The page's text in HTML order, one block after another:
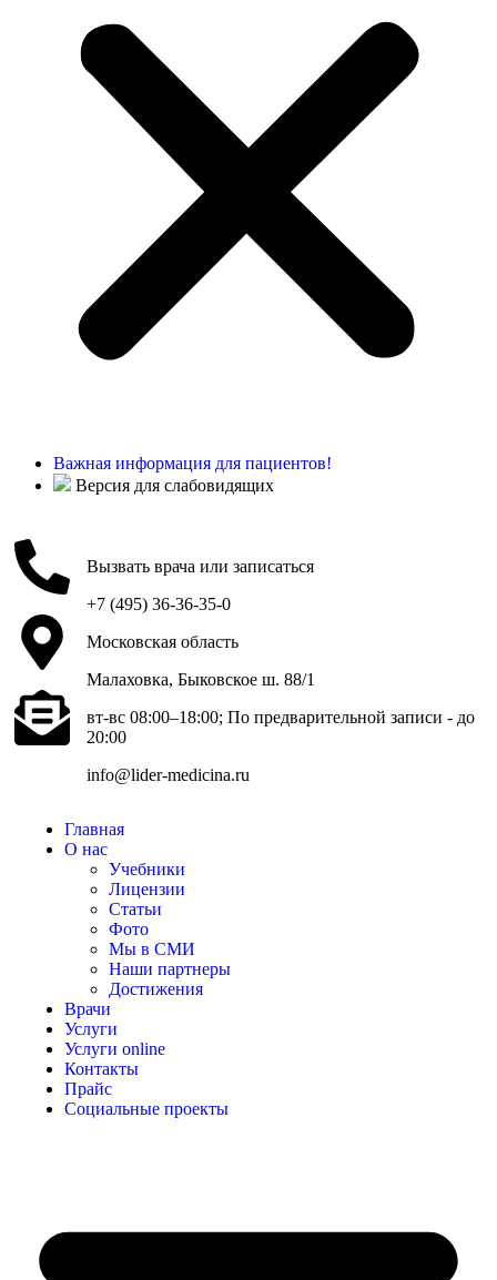
Важная информация для пациентов!
Версия для слабовидящих
Вызвать врача или записаться
+7 (495) 36-36-35-0
Московская область
Малаховка, Быковское ш. 88/1
вт-вс 08:00–18:00; По предварительной записи - до
20:00
info@lider-medicina.ru
Главная
О нас
Учебники
Лицензии
Статьи
Фото
Мы в СМИ
Наши партнеры
Достижения
Врачи
Услуги
Услуги online
Контакты
Прайс
Социальные проекты